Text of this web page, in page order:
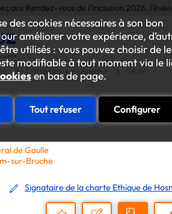
des cookies nécessaires à son bon
améliorer votre expérience,
utilisés : vous pouvez choisir de
modifiable à tout moment via le
en bas de page.
Tout refuser Configurer
Rendez-vous de l'Inclusion 2026,
Dinsheim-sur-Bruche
de Gaulle
sur-Bruche
Signataire de la charte Ethique de